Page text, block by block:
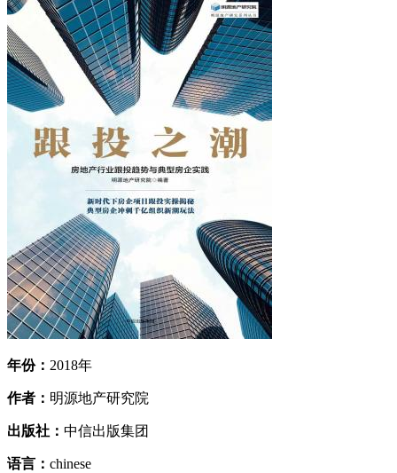
年份： 2018年
作者： 明源地产研究院
出版社： 中信出版集团
语言： chinese